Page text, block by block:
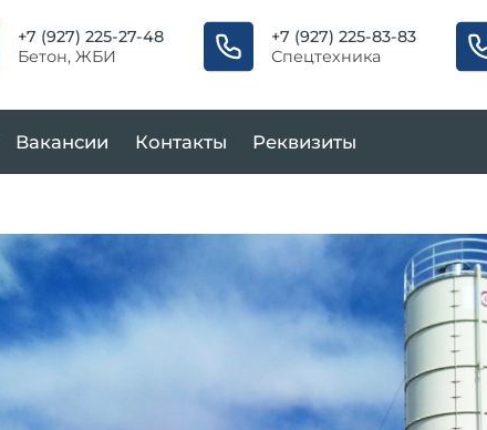
+7 (927) 225-27-48
Бетон, ЖБИ
+7 (927) 225-83-83
Спецтехника
Вакансии Контакты Реквизиты